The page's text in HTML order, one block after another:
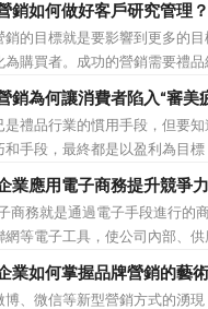
銷如何做好客戶研究管理？
銷的目標就是要影響到更多的
為購買者。成功的營銷需要禮
分類，了解不同類型客戶的貢獻
應的營銷對策，而這需要對於客
不僅是銷售環節的事，也需要
體來說，有以下...
銷為何讓消費者陷入“審美
是禮品行業的慣用手段，但要
和手段，最終都是以盈利為目
關注的便是如何利用最低的費用
禮品公司使用常規的營銷方式的
了“審美疲勞”。 編者總結了
產生免疫...
業應用電子商務提升競爭
務就是通過電子手段進行的
網等電子工具，使公司內部、
，利用電子業務共享信息，實現
配合企業內部的電子化生產管理
業如何掌握品牌營銷的藝
博、微信等新型營銷方式的湧